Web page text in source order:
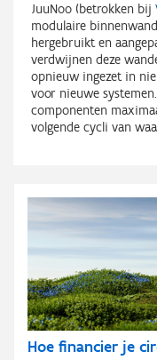
JuuNoo (betrokken bij
modulaire
hergebruikt en
verdwijnen deze
opnieuw ingezet in
voor nieuwe
componenten
volgende cycli van
Hoe financier je